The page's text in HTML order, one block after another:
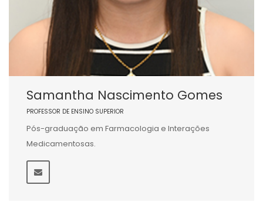
Samantha Nascimento Gomes
PROFESSOR DE ENSINO SUPERIOR
Pós-graduação em Farmacologia e Interações
Medicamentosas.